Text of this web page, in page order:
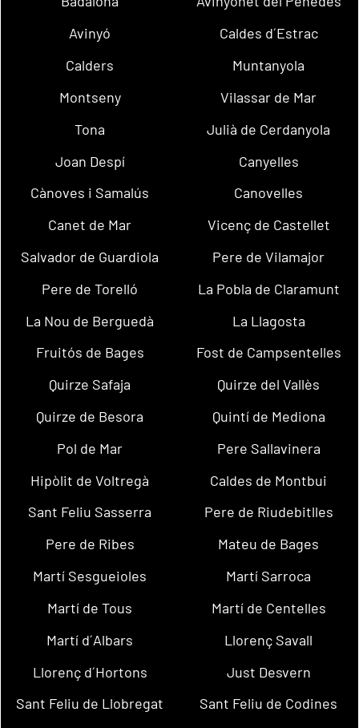
Avinyó
Caldes d´Estrac
Calders
Muntanyola
Montseny
Vilassar de Mar
Tona
Julià de Cerdanyola
Joan Despí
Canyelles
Cànoves i Samalús
Canovelles
Canet de Mar
Vicenç de Castellet
Salvador de Guardiola
Pere de Vilamajor
Pere de Torelló
La Pobla de Claramunt
La Nou de Berguedà
La Llagosta
Fruitós de Bages
Fost de Campsentelles
Quirze Safaja
Quirze del Vallès
Quirze de Besora
Quintí de Mediona
Pol de Mar
Pere Sallavinera
Hipòlit de Voltregà
Caldes de Montbui
Sant Feliu Sasserra
Pere de Riudebitlles
Pere de Ribes
Mateu de Bages
Martí Sesgueioles
Martí Sarroca
Martí de Tous
Martí de Centelles
Martí d´Albars
Llorenç Savall
Llorenç d´Hortons
Just Desvern
Sant Feliu de Llobregat
Sant Feliu de Codines